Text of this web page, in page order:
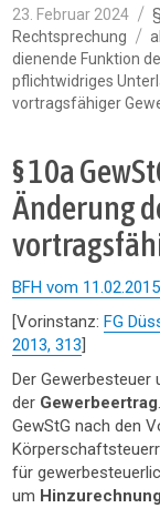
Veröffentlicht
am
23. Februar 2024
Rechtsprechung
dienende Funktion
pflichtwidriges
vortragsfähiger
§ 10a
Änderung
BFH vom
[Vorinstanz:FG
2013, 313]
Der Gewerbesteuer
der Gewerbeertrag
GewStG nach den
für
um